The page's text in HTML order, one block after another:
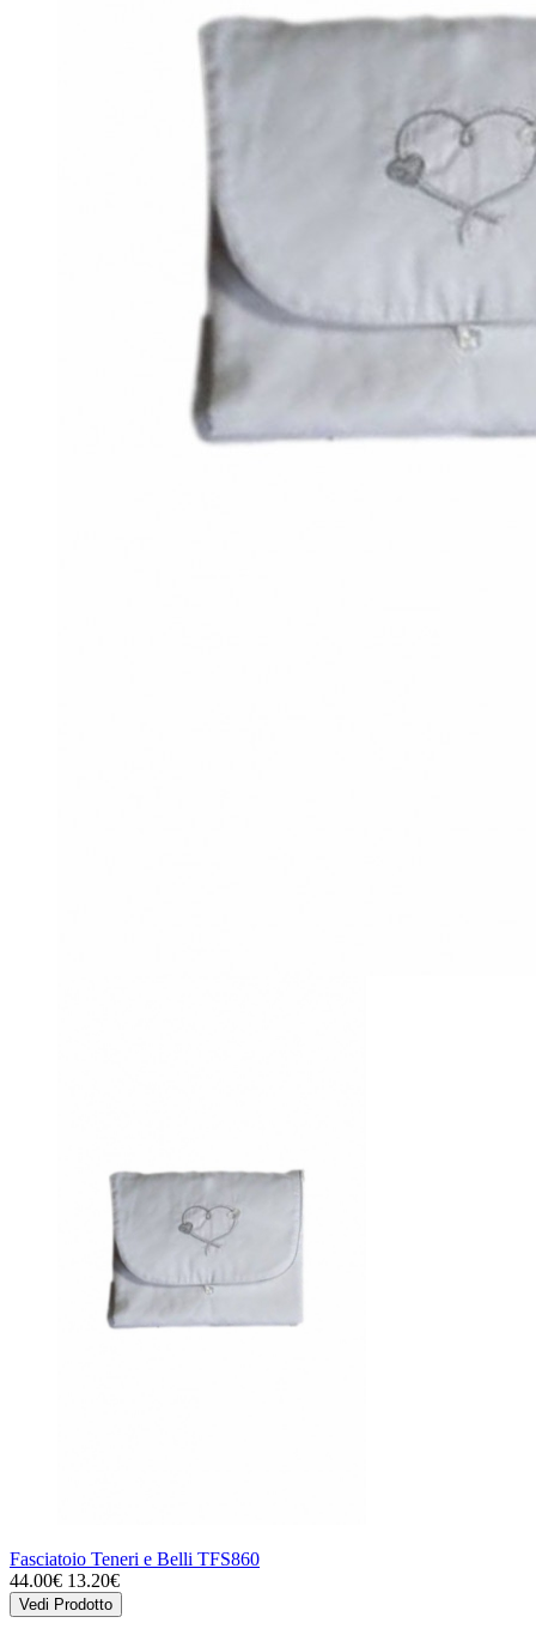
Fasciatoio Teneri e Belli TFS860
44.00€ 13.20€
Vedi Prodotto